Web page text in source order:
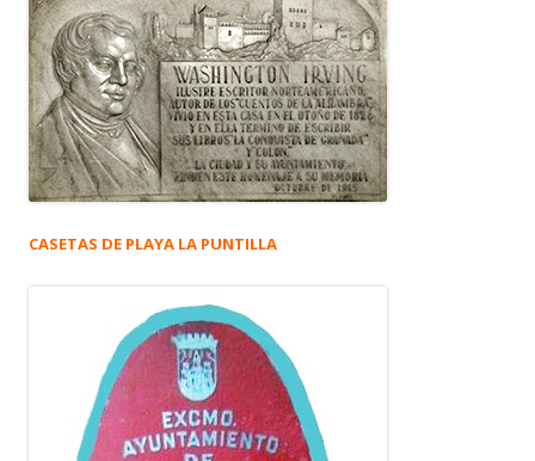
CASETAS DE PLAYA LA PUNTILLA